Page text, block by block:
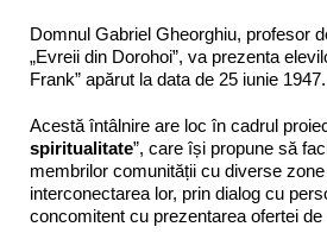
Domnul Gabriel Gheorghiu, profesor
„Evreii din Dorohoi”, va prezenta
Frank” apărut la data de 25 iunie 1947.
Acestă întâlnire are loc în cadrul
spiritualitate”, care își propune să
membrilor comunității cu diverse
interconectarea lor, prin dialog cu
concomitent cu prezentarea ofertei de